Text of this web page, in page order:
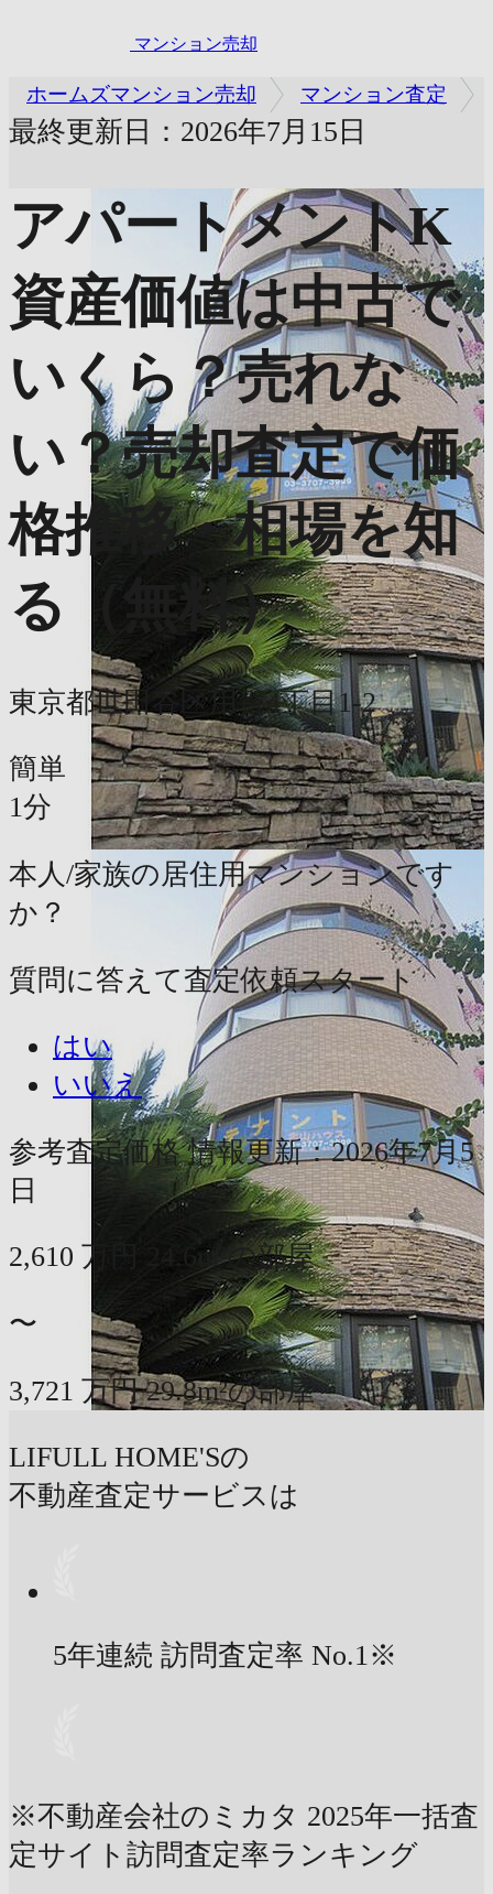
マンション売却
ホームズマンション売却 マンション査定
最終更新日：2026年7月15日
アパートメントK
資産価値は中古で
いくら？売れな
い？売却査定で価
格推移・相場を知
る（無料）
東京都世田谷区用賀4丁目1-2
簡単
1分
本人/家族の居住用マンションです
か？
質問に答えて査定依頼スタート
はい
いいえ
参考査定価格 情報更新：2026年7月5
日
2,610 万円 24.6m²の部屋
〜
3,721 万円 29.8m²の部屋
LIFULL HOME'Sの
不動産査定サービスは
5年連続 訪問査定率 No.1※
※不動産会社のミカタ 2025年一括査
定サイト訪問査定率ランキング